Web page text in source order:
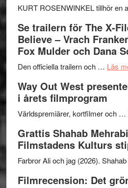
KURT ROSENWINKEL tillhör en
Se trailern för The X-
Believe – Vrach
Fox Mulder och Dana
Den officiella trailern och … Läs
Way Out West
i årets filmprogram
Världspremiärer, kortfilmer och …
Grattis Shahab
Filmstadens Kulturs
Farbror Ali och jag (2026).
Filmrecension: Det